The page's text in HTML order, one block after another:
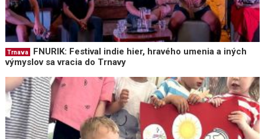
Trnava
FNURIK: Festival indie hier, hravého umenia a iných
výmyslov sa vracia do Trnavy